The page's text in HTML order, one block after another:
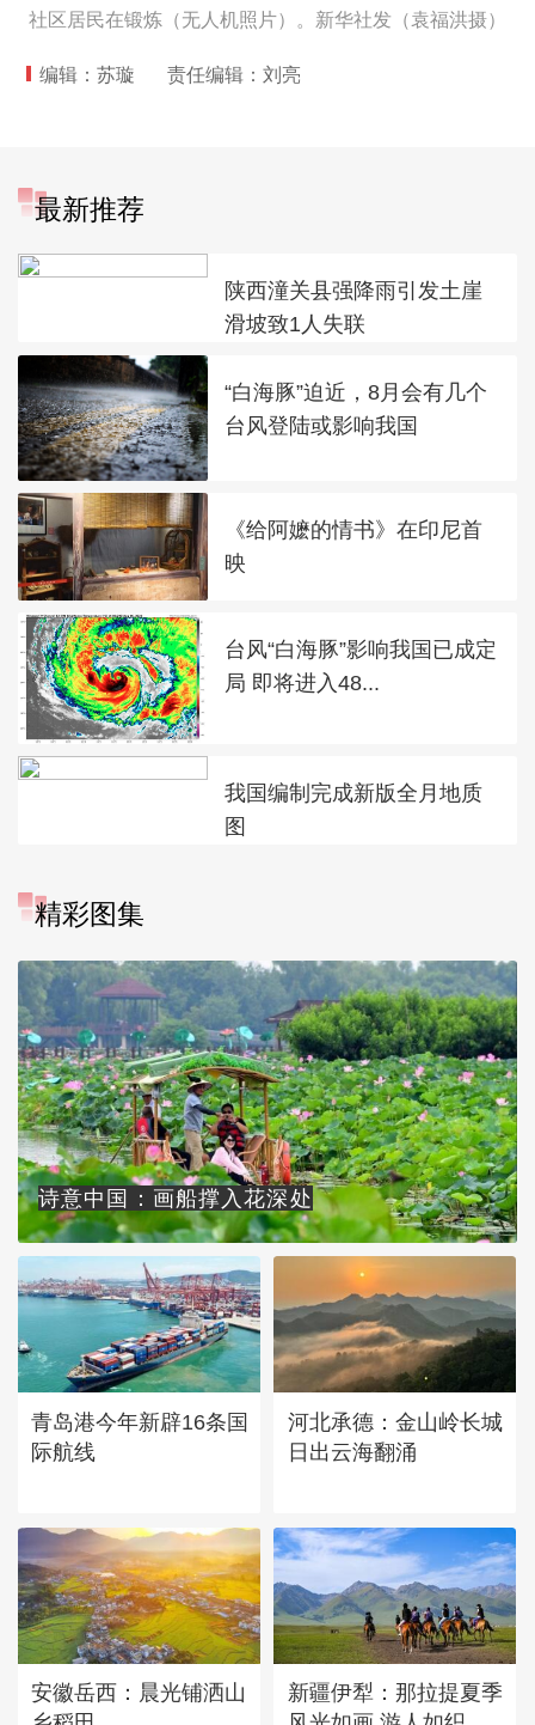
社区居民在锻炼（无人机照片）。 新华社发（袁福洪摄）
编辑：苏璇 责任编辑：刘亮
最新推荐
陕西潼关县强降雨引发土崖
滑坡致1人失联
“白海豚”迫近，8月会有几个
台风登陆或影响我国
《给阿嬷的情书》在印尼首
映
台风“白海豚”影响我国已成定
局 即将进入48...
我国编制完成新版全月地质
图
精彩图集
诗意中国：画船撑入花深处
青岛港今年新辟16条国
际航线
河北承德：金山岭长城
日出云海翻涌
安徽岳西：晨光铺洒山
新疆伊犁：那拉提夏季